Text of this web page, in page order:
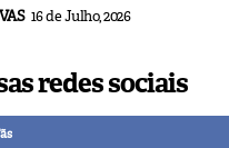
16 de Julho, 2026
redes sociais